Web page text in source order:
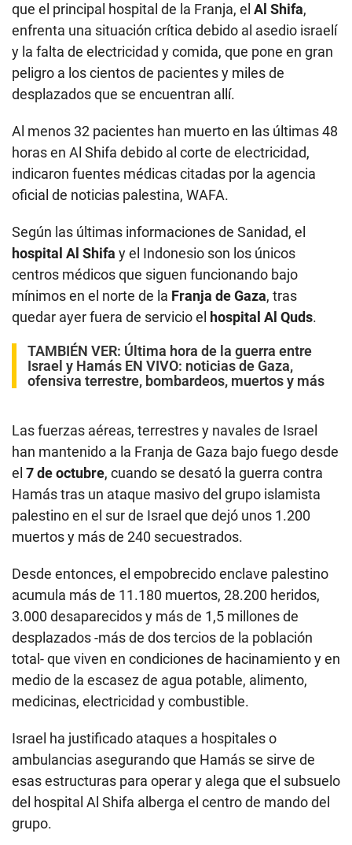
que el principal hospital de la Franja, el Al Shifa,
enfrenta una situación crítica debido al asedio israelí
y la falta de electricidad y comida, que pone en gran
peligro a los cientos de pacientes y miles de
desplazados que se encuentran allí.
Al menos 32 pacientes han muerto en las últimas 48
horas en Al Shifa debido al corte de electricidad,
indicaron fuentes médicas citadas por la agencia
oficial de noticias palestina, WAFA.
Según las últimas informaciones de Sanidad, el
hospital Al Shifa y el Indonesio son los únicos
centros médicos que siguen funcionando bajo
mínimos en el norte de la Franja de Gaza, tras
quedar ayer fuera de servicio el hospital Al Quds.
TAMBIÉN VER: Última hora de la guerra entre
Israel y Hamás EN VIVO: noticias de Gaza,
ofensiva terrestre, bombardeos, muertos y más
Las fuerzas aéreas, terrestres y navales de Israel
han mantenido a la Franja de Gaza bajo fuego desde
el 7 de octubre, cuando se desató la guerra contra
Hamás tras un ataque masivo del grupo islamista
palestino en el sur de Israel que dejó unos 1.200
muertos y más de 240 secuestrados.
Desde entonces, el empobrecido enclave palestino
acumula más de 11.180 muertos, 28.200 heridos,
3.000 desaparecidos y más de 1,5 millones de
desplazados -más de dos tercios de la población
total- que viven en condiciones de hacinamiento y en
medio de la escasez de agua potable, alimento,
medicinas, electricidad y combustible.
Israel ha justificado ataques a hospitales o
ambulancias asegurando que Hamás se sirve de
esas estructuras para operar y alega que el subsuelo
del hospital Al Shifa alberga el centro de mando del
grupo.